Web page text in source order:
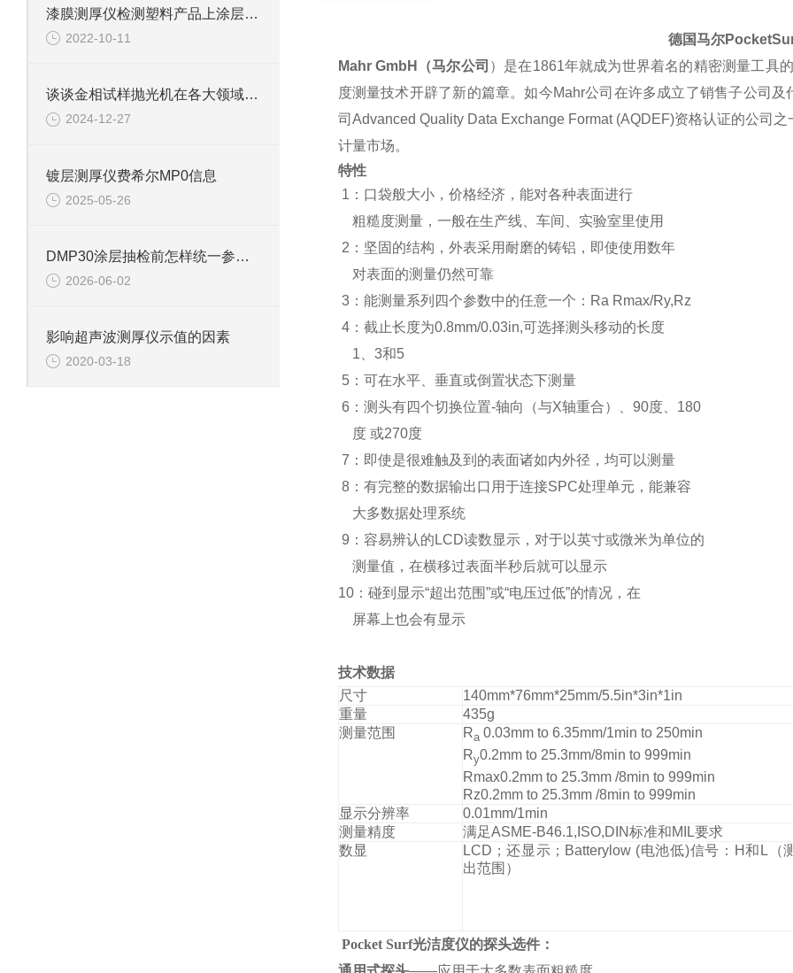
漆膜测厚仪检测塑料产品上涂层厚度务必考虑的地方
2022-10-11
谈谈金相试样抛光机在各大领域中的作用
2024-12-27
镀层测厚仪费希尔MP0信息
2025-05-26
DMP30涂层抽检前怎样统一参考样确认
2026-06-02
影响超声波测厚仪示值的因素
2020-03-18
德国马尔
Mahr GmbH（马尔公司 ）是在1861年就成为世界着名的精密测量工具
度测量技术开辟了新的篇章。如今Mahr公司在许多成立了销售子公司
司Advanced Quality Data Exchange Format (AQDEF)资格认证的公司
计量市场。
特性
1：口袋般大小，价格经济，能对各种表面进行
粗糙度测量，一般在生产线、车间、实验室里使用
2：坚固的结构，外表采用耐磨的铸铝，即使使用数年
对表面的测量仍然可靠
3：能测量系列四个参数中的任意一个：Ra Rmax/Ry,Rz
4：截止长度为0.8mm/0.03in,可选择测头移动的长度
1、3和5
5：可在水平、垂直或倒置状态下测量
6：测头有四个切换位置-轴向（与X轴重合）、90度、180
度 或270度
7：即使是很难触及到的表面诸如内外径，均可以测量
8：有完整的数据输出口用于连接SPC处理单元，能兼容
大多数据处理系统
9：容易辨认的LCD读数显示，对于以英寸或微米为单位的
测量值，在横移过表面半秒后就可以显示
10：碰到显示“超出范围”或“电压过低”的情况，在
屏幕上也会有显示
技术数据
尺寸
140mm*76mm*25mm/5.5in*3in*1in
重量
435g
测量范围
Ra 0.03mm to 6.35mm/1min to 250min
Ry0.2mm to 25.3mm/8min to 999min
Rmax0.2mm to 25.3mm /8min to 999min
Rz0.2mm to 25.3mm /8min to 999min
显示分辨率
0.01mm/1min
测量精度
满足ASME-B46.1,ISO,DIN标准和MIL要求
数显
LCD；还显示；Batterylow (电池低)信号：H和L（
出范围）
Pocket Surf光洁度仪的探头选件：